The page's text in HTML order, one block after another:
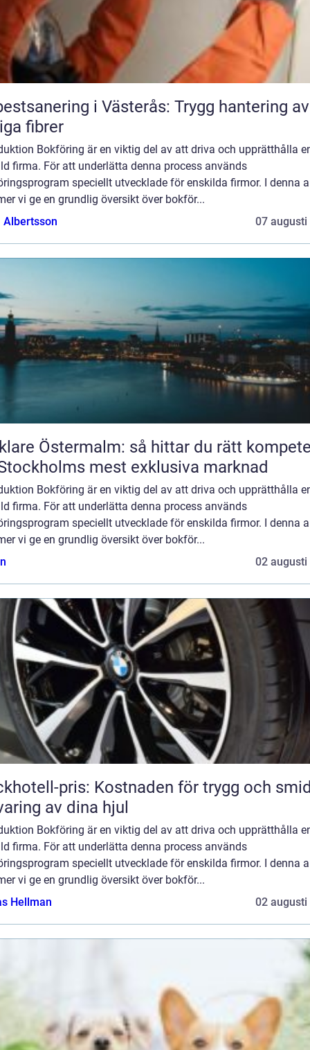
i Västerås: Trygg hantering av
fibrer
Bokföring är en viktig del av att driva och upprätthålla
firma. För att underlätta denna process används
speciellt utvecklade för enskilda firmor. I denna
vi ge en grundlig översikt över bokför...
Albertsson
07 augusti
Östermalm: så hittar du rätt
mest exklusiva marknad
Bokföring är en viktig del av att driva och upprätthålla
firma. För att underlätta denna process används
speciellt utvecklade för enskilda firmor. I denna
vi ge en grundlig översikt över bokför...
02 augusti
pris: Kostnaden för trygg och
av dina hjul
Bokföring är en viktig del av att driva och upprätthålla
firma. För att underlätta denna process används
speciellt utvecklade för enskilda firmor. I denna
vi ge en grundlig översikt över bokför...
Hellman
02 augusti